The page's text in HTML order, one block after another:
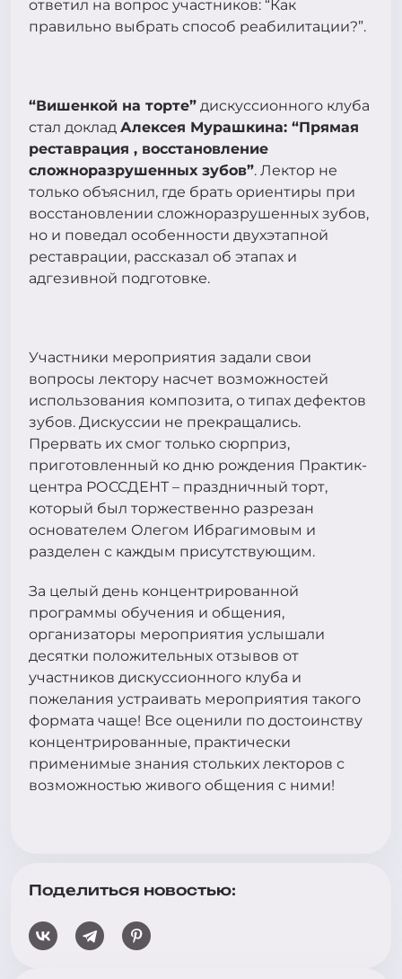
ответил на вопрос участников: “Как
правильно выбрать способ реабилитации?”.
“Вишенкой на торте” дискуссионного клуба
стал доклад Алексея Мурашкина: “Прямая
реставрация , восстановление
сложноразрушенных зубов”. Лектор не
только объяснил, где брать ориентиры при
восстановлении сложноразрушенных зубов,
но и поведал особенности двухэтапной
реставрации, рассказал об этапах и
адгезивной подготовке.
Участники мероприятия задали свои
вопросы лектору насчет возможностей
использования композита, о типах дефектов
зубов. Дискуссии не прекращались.
Прервать их смог только сюрприз,
приготовленный ко дню рождения Практик-
центра РОССДЕНТ – праздничный торт,
который был торжественно разрезан
основателем Олегом Ибрагимовым и
разделен с каждым присутствующим.
За целый день концентрированной
программы обучения и общения,
организаторы мероприятия услышали
десятки положительных отзывов от
участников дискуссионного клуба и
пожелания устраивать мероприятия такого
формата чаще! Все оценили по достоинству
концентрированные, практически
применимые знания стольких лекторов с
возможностью живого общения с ними!
Поделиться новостью: